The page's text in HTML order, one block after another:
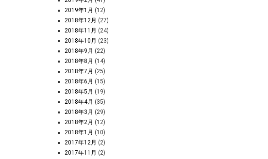
2019年1月 (12)
2018年12月 (27)
2018年11月 (24)
2018年10月 (23)
2018年9月 (22)
2018年8月 (14)
2018年7月 (25)
2018年6月 (15)
2018年5月 (19)
2018年4月 (35)
2018年3月 (29)
2018年2月 (12)
2018年1月 (10)
2017年12月 (2)
2017年11月 (2)